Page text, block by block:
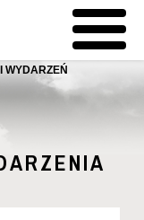
WYDARZEŃ